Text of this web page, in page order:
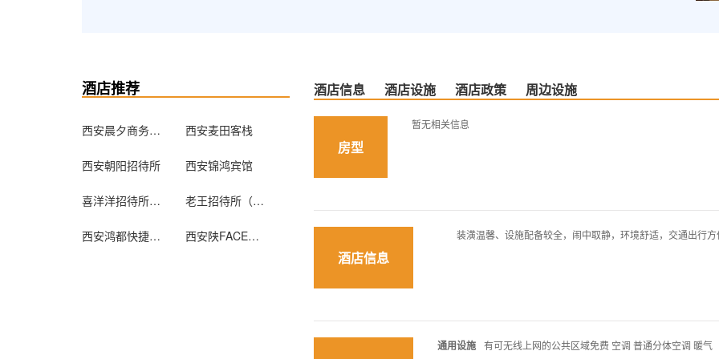
酒店推荐
西安晨夕商务宾馆 西安麦田客栈
西安朝阳招待所 西安锦鸿宾馆
喜洋洋招待所（西安枣园村店） 老王招待所（西安滦镇店）
西安鸿都快捷酒店 西安陕FACE青年旅舍（钟楼店）
酒店信息 酒店设施 酒店政策 周边设施
房型
暂无相关信息
酒店信息
装潢温馨、设施配备较全，闹中取静，环境舒适，交通出行方
通用设施 有可无线上网的公共区域免费 空调 普通分体空调 暖气